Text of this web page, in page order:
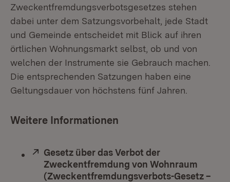
Zweckentfremdungsverbotsgesetzes stehen
dabei unter dem Satzungsvorbehalt, jede Stadt
und Gemeinde entscheidet mit Blick auf ihren
örtlichen Wohnungsmarkt selbst, ob und von
welchen der Instrumente sie Gebrauch machen.
Die entsprechenden Satzungen haben eine
Geltungsdauer von höchstens fünf Jahren.
Weitere Informationen
Extern:
Gesetz über das Verbot der
Zweckentfremdung von Wohnraum
(Zweckentfremdungsverbots-Gesetz –